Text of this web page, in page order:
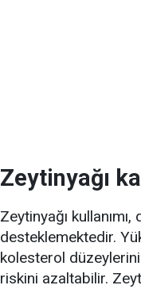
Zeytinyağı
Zeytinyağı
desteklemektedir.
kolesterol düzeylerini
riskini azaltabilir.